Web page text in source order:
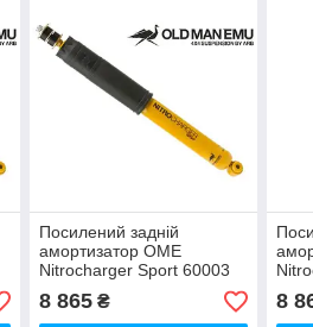
Посилений задній
амортизатор OME
Nitrocharger Sport 60003
для Toyota Land Cruiser
100
8 865₴
для
200
8